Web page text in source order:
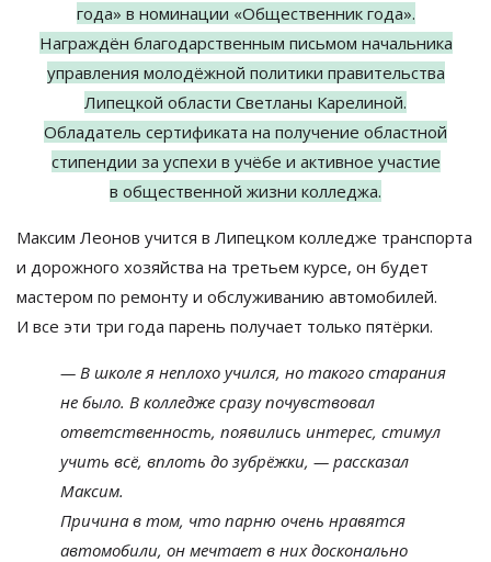
года» в номинации «Общественник года».
Награждён благодарственным письмом начальника
управления молодёжной политики правительства
Липецкой области Светланы Карелиной.
Обладатель сертификата на получение областной
стипендии за успехи в учёбе и активное участие
в общественной жизни колледжа.
Максим Леонов учится в Липецком колледже транспорта
и дорожного хозяйства на третьем курсе, он будет
мастером по ремонту и обслуживанию автомобилей.
И все эти три года парень получает только пятёрки.
— В школе я неплохо учился, но такого старания
не было. В колледже сразу почувствовал
ответственность, появились интерес, стимул
учить всё, вплоть до зубрёжки, — рассказал
Максим.
Причина в том, что парню очень нравятся
автомобили, он мечтает в них досконально